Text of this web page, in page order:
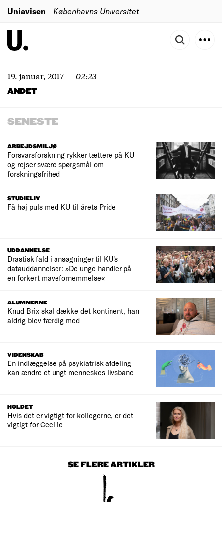
Uniavisen Københavns Universitet
19. januar, 2017—02:23
ANDET
SENESTE
ARBEJDSMILJØ
Forsvarsforskning rykker tættere på KU
og rejser svære spørgsmål om
forskningsfrihed
STUDIELIV
Få høj puls med KU til årets Pride
UDDANNELSE
Drastisk fald i ansøgninger til KU's
datauddannelser: »De unge handler på
en forkert mavefornemmelse«
ALUMNERNE
Knud Brix skal dække det kontinent, han
aldrig blev færdig med
VIDENSKAB
En indlæggelse på psykiatrisk afdeling
kan ændre et ungt menneskes livsbane
HOLDET
Hvis det er vigtigt for kollegerne, er det
vigtigt for Cecilie
SE FLERE ARTIKLER